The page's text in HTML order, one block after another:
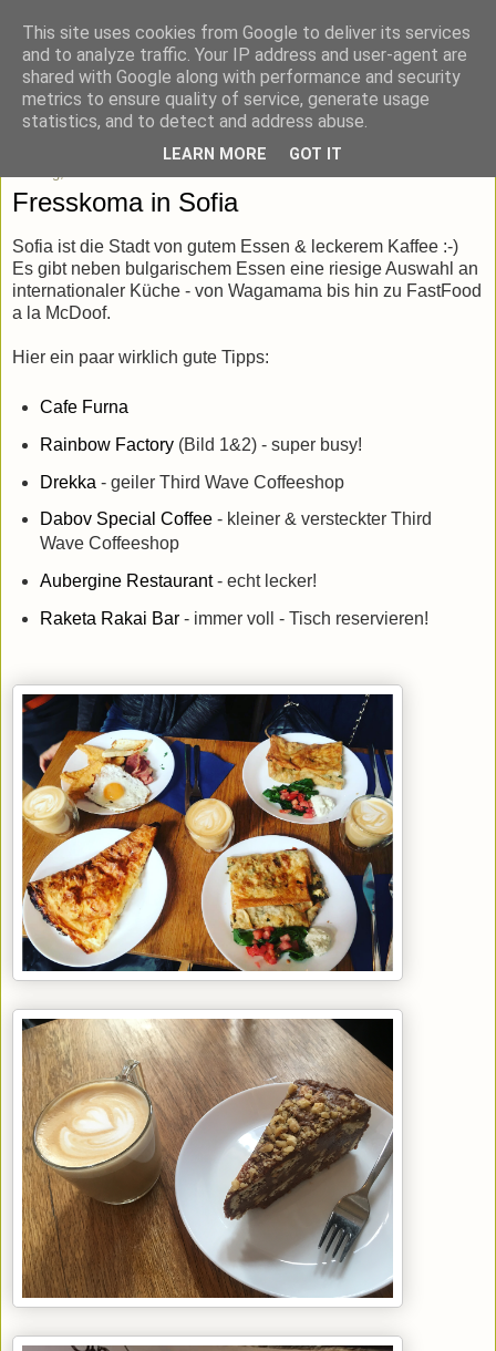
blick-punkt[e..]
Momentaufnahmen von unterwegs & daheim.
Fresskoma in Sofia
Sofia ist die Stadt von gutem Essen & leckerem Kaffee :-)
Es gibt neben bulgarischem Essen eine riesige Auswahl an
internationaler Küche - von Wagamama bis hin zu FastFood
a la McDoof.
Hier ein paar wirklich gute Tipps:
Cafe Furna
Rainbow Factory(Bild 1&2) - super busy!
Drekka - geiler Third Wave Coffeeshop
Dabov Special Coffee - kleiner & versteckter Third
Wave Coffeeshop
Aubergine Restaurant- echt lecker!
Raketa Rakai Bar - immer voll - Tisch reservieren!
This site uses cookies from Google to deliver its services
and to analyze traffic. Your IP address and user-agent are
shared with Google along with performance and security
metrics to ensure quality of service, generate usage
statistics, and to detect and address abuse.
LEARN MORE GOT IT